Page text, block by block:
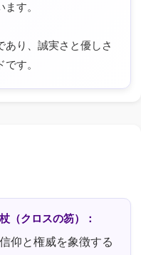
す。
あり、誠実さと優しさ
す。
杖（クロスの笏）：
信仰と権威を象徴する